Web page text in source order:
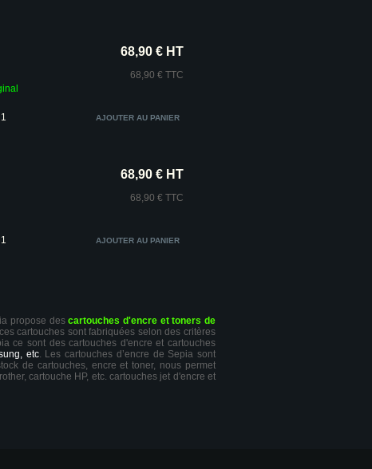
68,90 € HT
68,90 € TTC
68,90 € HT
68,90 € TTC
propose descartouches d'encre et toners de
cartouches sont fabriquées selon des critères
ce sont des cartouches d'encre et cartouches
etc. Les cartouches d’encre de Sepia sont
de cartouches, encre et toner, nous permet
cartouche HP, etc. cartouches jet d'encre et